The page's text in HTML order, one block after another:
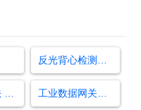
反光背心检测设备照片
老鼠识别算法 厂家 工业数据网关和边缘计算